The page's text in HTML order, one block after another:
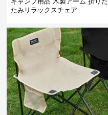
たみリラックスチェア